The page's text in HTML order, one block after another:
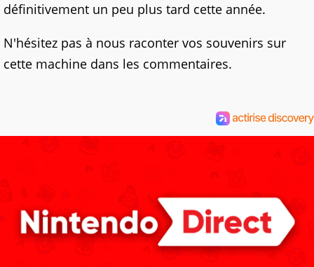
définitivement un peu plus tard cette année.
N'hésitez pas à nous raconter vos souvenirs sur
cette machine dans les commentaires.